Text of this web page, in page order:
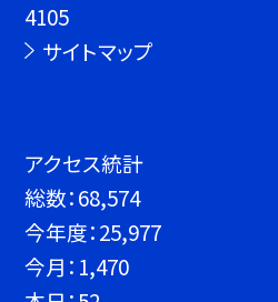
4105
サイトマップ
アクセス統計
総数：68,574
今年度：25,977
今月： 1,470